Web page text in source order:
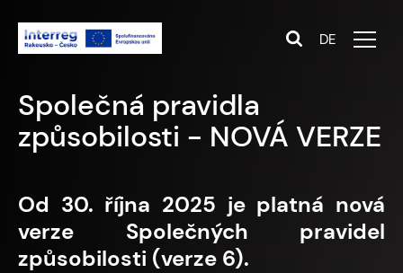
DE
Programová příručka -
NOVÁ VERZE
POZOR! Od 16. ledna 2026 je platná nová
verze Programové příručky (verze 7).